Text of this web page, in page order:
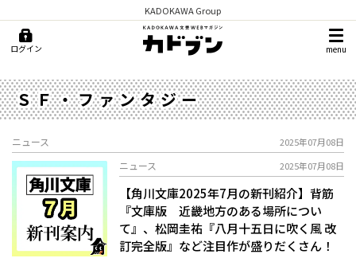
KADOKAWA Group
ログイン menu
ＳＦ・ファンタジー
ニュース 2025年07月08日
ニュース 2025年07月08日
【角川文庫2025年7月の新刊紹介】背筋
『文庫版 近畿地方のある場所につい
て』、松岡圭祐『八月十五日に吹く風 改
訂完全版』など注目作が盛りだくさん！